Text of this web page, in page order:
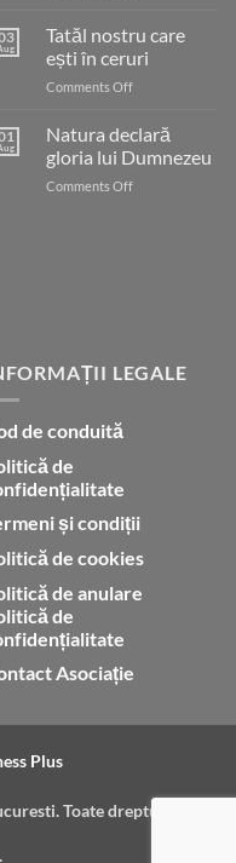
Tatăl nostru care
ești în ceruri
Comments Offon
nostru
care
ești
în
Natura declară
gloria lui Dumnezeu
Comments Offon
LEGALE
de conduită
de
și condiții
de cookies
de anulare
de
Asociație
Plus
Toate drepturile